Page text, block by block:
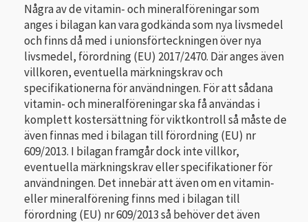
Några av de vitamin- och mineralföreningar som
anges i bilagan kan vara godkända som nya livsmedel
och finns då med i unionsförteckningen över nya
livsmedel, förordning (EU) 2017/2470. Där anges även
villkoren, eventuella märkningskrav och
specifikationerna för användningen. För att sådana
vitamin- och mineralföreningar ska få användas i
komplett kostersättning för viktkontroll så måste de
även finnas med i bilagan till förordning (EU) nr
609/2013. I bilagan framgår dock inte villkor,
eventuella märkningskrav eller specifikationer för
användningen. Det innebär att även om en vitamin-
eller mineralförening finns med i bilagan till
förordning (EU) nr 609/2013 så behöver det även